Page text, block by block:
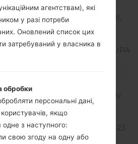
MHz
LTE band 1(2100), 3(1800),
5(850), 7(2600), 8(900)
-
GPRS,EDGE,HSDPA,HSUPA
співвідношення екрану
до тіла)
IPS LCD
1080 x 1920 пікселів (~423
щільність пікселів на
агентствам), які
у разі потреби
Оновлений список цих
затребуваний у власника в
обробки
персональні дані,
якщо
одне з наступного:
свою згоду на одну або